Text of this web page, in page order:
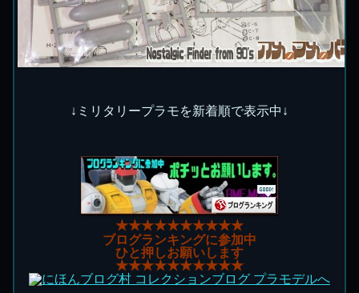
↓ミリタリープラモを新着順で表示中↓
★★★★★★★★★★
ブログランキングに参加中
ひと押しお願いします
★★★★★★★★★★